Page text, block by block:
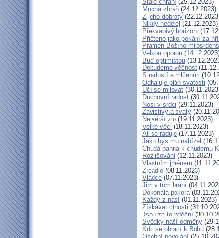
Stále chrání (25.12.2023)
Mocná zbraň (24.12.2023)
Z jeho dobroty
Nikdy nedělej (21.12.2023)
Překvapivý horizont
Přičteno jako pokání za
Pramen Božího
Velkou oporou (14.12.2023)
Buď optimistou
Dobudeme věčnost
S radostí a mlčením
Odhaluje plán svatosti
Učí se milovat
Duchovní radost
Nosí v srdci (29.11.2023)
Závistivý a svatý
Největší zlo (19.11.2023)
Velké věci (18.11.2023)
Ať se raduje (17.11.2023)
Jako bys mu nabízel
Chudá panna k chudému
Rozlišování (12.11.2023)
Vlastním jménem
Zrcadlo (08.11.2023)
Vládce (07.11.2023)
Jim v tom brání
Dokonalá pokora
Každý z nás! (01.11.2023)
Získávat ctnosti
Jsou za to vděční
Svědky naší odměny
Kdo se obrací k Bohu
Osobní povolání